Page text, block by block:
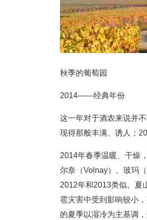
秋季的葡萄园
2014——经典年份
这一年对于酒农来说并
现得那般丰满、诱人；
2014年春季温暖、干燥
尔奈（Volnay）、玻玛
2012年和2013类似。夏
雹灾害中受到影响较小
的夏季以湿冷为主基调